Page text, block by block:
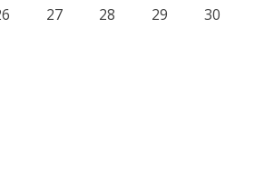
27 28 29
30